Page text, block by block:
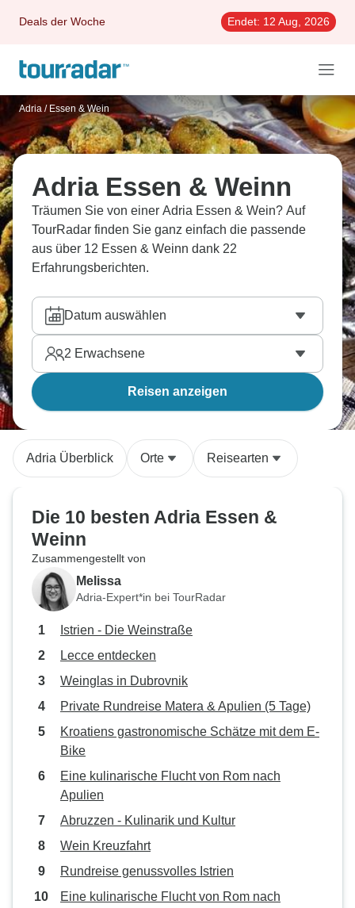
Deals der Woche Endet: 12 Aug, 2026
Adria / Essen & Wein
Adria Essen & Weinn
Träumen Sie von einer Adria Essen & Wein? Auf
TourRadar finden Sie ganz einfach die passende
aus über 12 Essen & Weinn dank 22
Erfahrungsberichten.
Datum auswählen
2 Erwachsene
Reisen anzeigen
Adria Überblick Orte Reisearten
Die 10 besten Adria Essen &
Weinn
Zusammengestellt von
Melissa
Adria-Expert*in bei TourRadar
Istrien - Die Weinstraße
Lecce entdecken
Weinglas in Dubrovnik
Private Rundreise Matera & Apulien (5 Tage)
Kroatiens gastronomische Schätze mit dem E-
Bike
Eine kulinarische Flucht von Rom nach
Apulien
Abruzzen - Kulinarik und Kultur
Wein Kreuzfahrt
Rundreise genussvolles Istrien
Eine kulinarische Flucht von Rom nach